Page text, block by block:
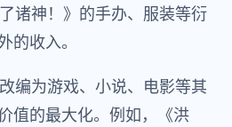
诸神！》的手办、服装等衍
的收入。
编为游戏、小说、电影等其
值的最大化。例如，《洪